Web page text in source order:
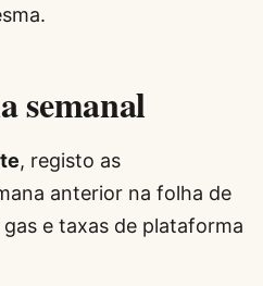
semanal
, registo as
anterior na folha de
e taxas de plataforma